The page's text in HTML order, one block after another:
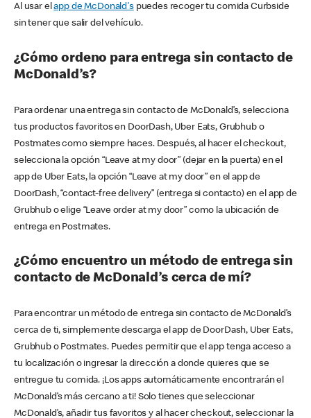
Al usar elapp de McDonald'spuedes recoger tu comida Curbside
sin tener que salir del vehículo.
¿Cómo ordeno para entrega sin contacto de
McDonald’s?
Para ordenar una entrega sin contacto de McDonald’s, selecciona
tus productos favoritos en DoorDash, Uber Eats, Grubhub o
Postmates como siempre haces. Después, al hacer el checkout,
selecciona la opción “Leave at my door” (dejar en la puerta) en el
app de Uber Eats, la opción “Leave at my door” en el app de
DoorDash, “contact-free delivery” (entrega si contacto) en el app de
Grubhub o elige “Leave order at my door” como la ubicación de
entrega en Postmates.
¿Cómo encuentro un método de entrega sin
contacto de McDonald’s cerca de mí?
Para encontrar un método de entrega sin contacto de McDonald’s
cerca de ti, simplemente descarga el app de DoorDash, Uber Eats,
Grubhub o Postmates. Puedes permitir que el app tenga acceso a
tu localización o ingresar la dirección a donde quieres que se
entregue tu comida. ¡Los apps automáticamente encontrarán el
McDonald’s más cercano a ti! Solo tienes que seleccionar
McDonald’s, añadir tus favoritos y al hacer checkout, seleccionar la